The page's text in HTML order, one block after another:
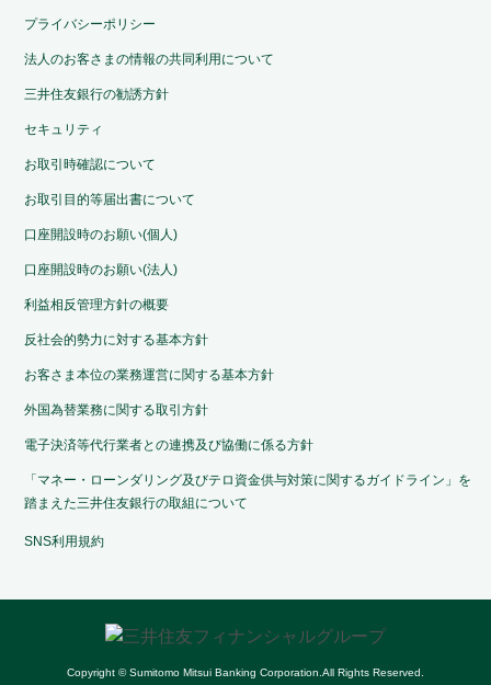
プライバシーポリシー
法人のお客さまの情報の共同利用について
三井住友銀行の勧誘方針
セキュリティ
お取引時確認について
お取引目的等届出書について
口座開設時のお願い(個人)
口座開設時のお願い(法人)
利益相反管理方針の概要
反社会的勢力に対する基本方針
お客さま本位の業務運営に関する基本方針
外国為替業務に関する取引方針
電子決済等代行業者との連携及び協働に係る方針
「マネー・ローンダリング及びテロ資金供与対策に関するガイドライン」を
踏まえた三井住友銀行の取組について
SNS利用規約
Copyright © Sumitomo Mitsui Banking Corporation.All Rights Reserved.